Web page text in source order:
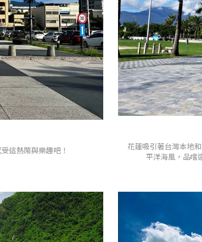
這熱鬧與樂趣吧！
花蓮吸引著台灣本地
平洋海風，品嚐